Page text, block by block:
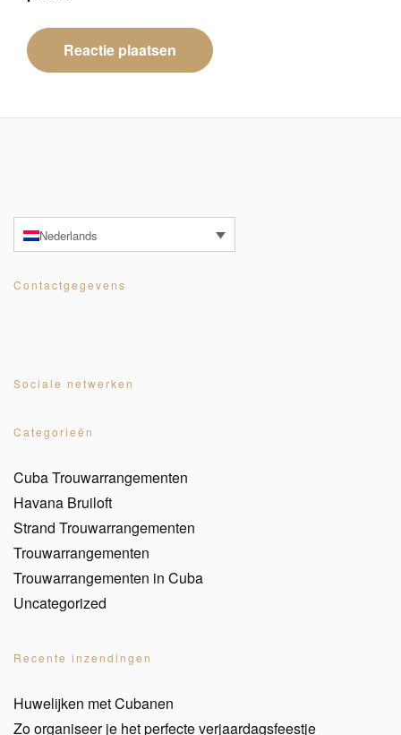
Nederlands
Contactgegevens
Sociale netwerken
Categorieën
Cuba Trouwarrangementen
Havana Bruiloft
Strand Trouwarrangementen
Trouwarrangementen
Trouwarrangementen in Cuba
Uncategorized
Recente inzendingen
Huwelijken met Cubanen
Zo organiseer je het perfecte verjaardagsfeestje